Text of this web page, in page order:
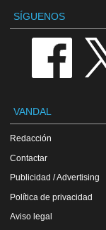
SÍGUENOS
VANDAL
Redacción
Contactar
Publicidad / Advertising
Política de privacidad
Aviso legal